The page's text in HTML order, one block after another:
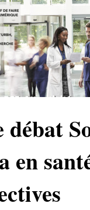
débat
en